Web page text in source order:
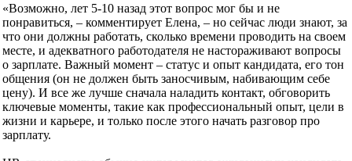
«Возможно, лет 5-10 назад этот вопрос мог бы и не
понравиться, – комментирует Елена, – но сейчас люди знают, за
что они должны работать, сколько времени проводить на своем
месте, и адекватного работодателя не настораживают вопросы
о зарплате. Важный момент – статус и опыт кандидата, его тон
общения (он не должен быть заносчивым, набивающим себе
цену). И все же лучше сначала наладить контакт, обговорить
ключевые моменты, такие как профессиональный опыт, цели в
жизни и карьере, и только после этого начать разговор про
зарплату.